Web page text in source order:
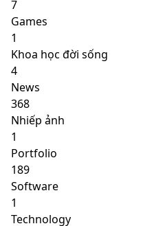
7
Games
1
Khoa học đời sống
4
News
368
Nhiếp ảnh
1
Portfolio
189
Software
1
Technology